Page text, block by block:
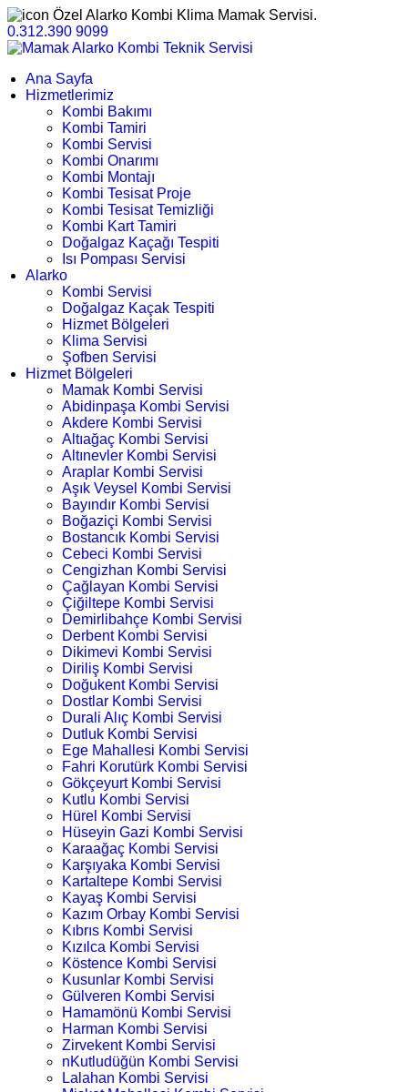
Özel Alarko Kombi Klima Mamak Servisi.
0.312.390 9099
Ana Sayfa
Hizmetlerimiz
Kombi Bakımı
Kombi Tamiri
Kombi Servisi
Kombi Onarımı
Kombi Montajı
Kombi Tesisat Proje
Kombi Tesisat Temizliği
Kombi Kart Tamiri
Doğalgaz Kaçağı Tespiti
Isı Pompası Servisi
Alarko
Kombi Servisi
Doğalgaz Kaçak Tespiti
Hizmet Bölgeleri
Klima Servisi
Şofben Servisi
Hizmet Bölgeleri
Mamak Kombi Servisi
Abidinpaşa Kombi Servisi
Akdere Kombi Servisi
Altıağaç Kombi Servisi
Altınevler Kombi Servisi
Araplar Kombi Servisi
Aşık Veysel Kombi Servisi
Bayındır Kombi Servisi
Boğaziçi Kombi Servisi
Bostancık Kombi Servisi
Cebeci Kombi Servisi
Cengizhan Kombi Servisi
Çağlayan Kombi Servisi
Çiğiltepe Kombi Servisi
Demirlibahçe Kombi Servisi
Derbent Kombi Servisi
Dikimevi Kombi Servisi
Diriliş Kombi Servisi
Doğukent Kombi Servisi
Dostlar Kombi Servisi
Durali Alıç Kombi Servisi
Dutluk Kombi Servisi
Ege Mahallesi Kombi Servisi
Fahri Korutürk Kombi Servisi
Gökçeyurt Kombi Servisi
Kutlu Kombi Servisi
Hürel Kombi Servisi
Hüseyin Gazi Kombi Servisi
Karaağaç Kombi Servisi
Karşıyaka Kombi Servisi
Kartaltepe Kombi Servisi
Kayaş Kombi Servisi
Kazım Orbay Kombi Servisi
Kıbrıs Kombi Servisi
Kızılca Kombi Servisi
Köstence Kombi Servisi
Kusunlar Kombi Servisi
Gülveren Kombi Servisi
Hamamönü Kombi Servisi
Harman Kombi Servisi
Zirvekent Kombi Servisi
nKutludüğün Kombi Servisi
Lalahan Kombi Servisi